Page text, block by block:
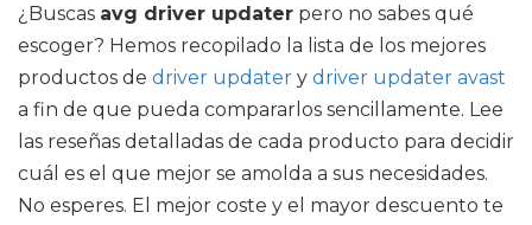
¿Buscas avg driver updater pero no sabes qué
escoger? Hemos recopilado la lista de los mejores
productos de driver updater y driver updater avast
a fin de que pueda compararlos sencillamente. Lee
las reseñas detalladas de cada producto para decidir
cuál es el que mejor se amolda a sus necesidades.
No esperes. El mejor coste y el mayor descuento te